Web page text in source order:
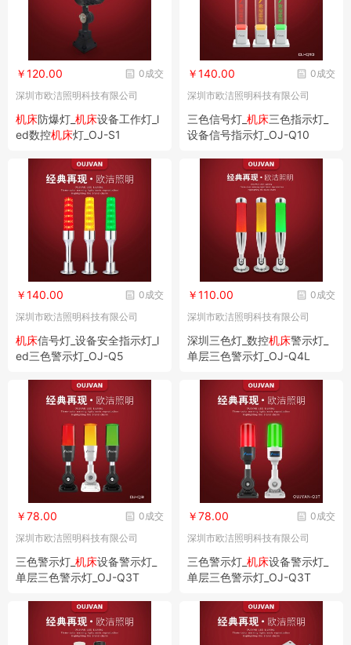
0成交
￥120.00
深圳市欧洁照明科技有限公司
机床防爆灯_ 机床设备工作灯_l
ed数控机床灯_OJ-S1
0成交
￥140.00
深圳市欧洁照明科技有限公司
三色信号灯_ 机床三色指示灯_
设备信号指示灯_OJ-Q10
0成交
￥140.00
深圳市欧洁照明科技有限公司
机床信号灯_设备安全指示灯_l
ed三色警示灯_OJ-Q5
0成交
￥110.00
深圳市欧洁照明科技有限公司
深圳三色灯_数控机床警示灯_
单层三色警示灯_OJ-Q4L
0成交
￥78.00
深圳市欧洁照明科技有限公司
三色警示灯_ 机床设备警示灯_
单层三色警示灯_OJ-Q3T
0成交
￥78.00
深圳市欧洁照明科技有限公司
三色警示灯_ 机床设备警示灯_
单层三色警示灯_OJ-Q3T